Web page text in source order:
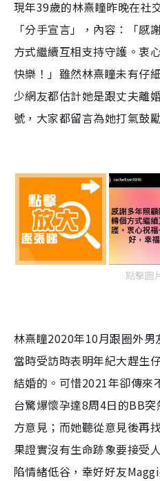
現年39歲的林熹瞳昨晚在社
「分手宣言」，內容：「感
方式繼續互相支持守護。衷
快樂！」雖然林熹瞳未有仔
少網友都估計她是跟丈夫離
號，大家都留言為她打氣鼓
點擊圖
林熹瞳2020年10月跟圈外男
當時受訪時表明年紀大趕生
結婚的。可惜2021年卻傳來
台驚爆懷孕達8周4日的BB
方意見；而她聽從意見後再
果證實沒有生命跡象要接受
陷情緒低谷，幸好好友